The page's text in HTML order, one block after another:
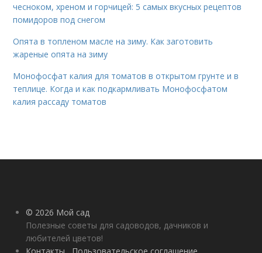
чесноком, хреном и горчицей: 5 самых вкусных рецептов
помидоров под снегом
Опята в топленом масле на зиму. Как заготовить
жареные опята на зиму
Монофосфат калия для томатов в открытом грунте и в
теплице. Когда и как подкармливать Монофосфатом
калия рассаду томатов
© 2026 Мой сад
Полезные советы для садоводов, дачников и
любителей цветов!